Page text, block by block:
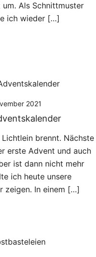
Als Schnittmuster
ich wieder […]
2021
brennt. Nächste
erste Advent und auch
ist dann nicht mehr
ich heute unsere
zeigen. In einem […]